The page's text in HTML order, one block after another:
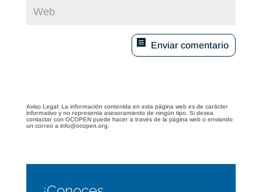
Enviar comentario
Aviso Legal: La información contenida en esta página web es de carácter
informativo y no representa asesoramiento de ningún tipo. Si desea
contactar con OCOPEN puede hacer a través de la página web o enviando
un correo a info@ocopen.org.